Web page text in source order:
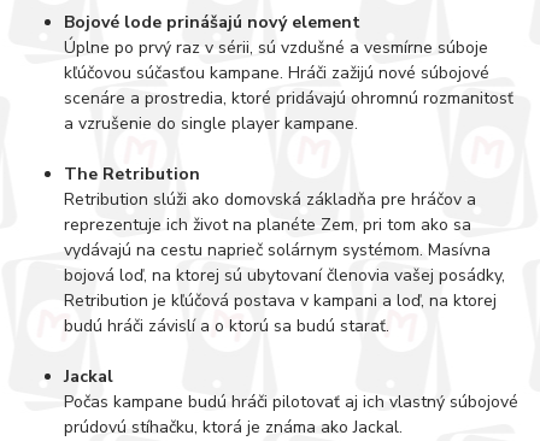
Bojové lode prinášajú nový element
Úplne po prvý raz v sérii, sú vzdušné a vesmírne súboje
kľúčovou súčasťou kampane. Hráči zažijú nové súbojové
scenáre a prostredia, ktoré pridávajú ohromnú rozmanitosť
a vzrušenie do single player kampane.
The Retribution
Retribution slúži ako domovská základňa pre hráčov a
reprezentuje ich život na planéte Zem, pri tom ako sa
vydávajú na cestu naprieč solárnym systémom. Masívna
bojová loď, na ktorej sú ubytovaní členovia vašej posádky,
Retribution je kľúčová postava v kampani a loď, na ktorej
budú hráči závislí a o ktorú sa budú starať.
Jackal
Počas kampane budú hráči pilotovať aj ich vlastný súbojové
prúdovú stíhačku, ktorá je známa ako Jackal.